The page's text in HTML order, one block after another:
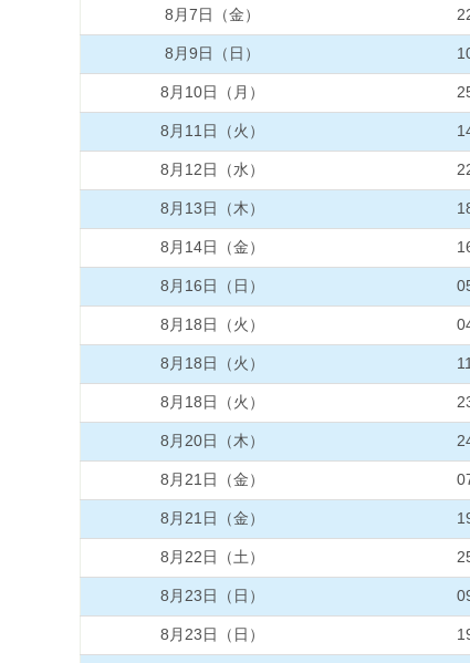
8月7日（金）
8月9日（日）
8月10日（月）
8月11日（火）
8月12日（水）
8月13日（木）
8月14日（金）
8月16日（日）
8月18日（火）
8月18日（火）
8月18日（火）
8月20日（木）
8月21日（金）
8月21日（金）
8月22日（土）
8月23日（日）
8月23日（日）